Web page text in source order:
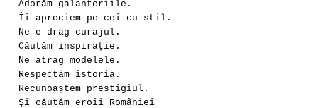
Adorăm galanteriile.
Îi apreciem pe cei cu stil.
Ne e drag curajul.
Căutăm inspirație.
Ne atrag modelele.
Respectăm istoria.
Recunoaștem prestigiul.
Şi căutăm eroii României